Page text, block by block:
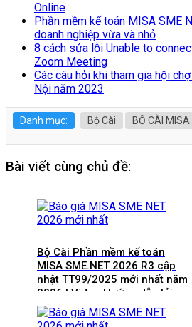
Online
Phần mềm kế toán MISA SME
doanh nghiệp vừa và nhỏ
8 cách sửa lỗi Unable to
Zoom Meeting
Các câu hỏi khi tham gia hội
Nội năm 2023
Danh mục: Bộ Cài BỘ CÀI
Bài viết cùng chủ đề:
Bộ Cài Phần mềm kế toán
MISA SME.NET 2026 R3 cập
nhật TT99/2025 mới nhất năm
2026 | Video Hướng dẫn tải
Download cài đặt